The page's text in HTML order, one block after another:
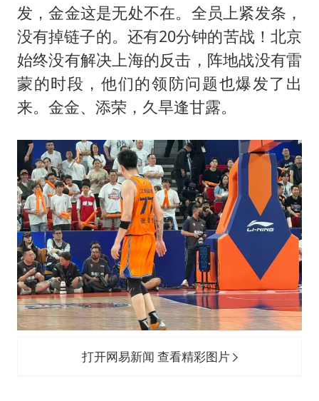
发，金金这是无处不在。全员上紧发条，
没有掉链子的。还有20分钟的苦战！北京
始终没有解决上海的反击，阵地战没有雷
蒙的时段，他们的领防问题也爆发了出
来。金金、添荣，久旱逢甘露。
打开网易新闻 查看精彩图片